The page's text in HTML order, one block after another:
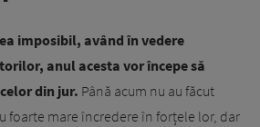
imposibil, având în vedere
anul acesta vor începe să
din jur. Până acum nu au făcut
foarte mare încredere în forțele lor, dar